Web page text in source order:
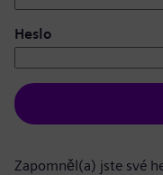
Heslo
Zapomněl(a) jste své